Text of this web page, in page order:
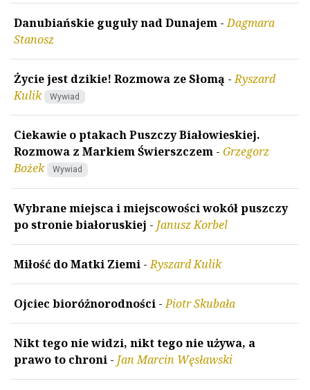
Danubiańskie guguły nad Dunajem -Dagmara
Stanosz
Życie jest dzikie! Rozmowa ze Słomą -Ryszard
Kulik
Wywiad
Ciekawie o ptakach Puszczy Białowieskiej.
Rozmowa z Markiem Świerszczem - Grzegorz
Bożek
Wywiad
Wybrane miejsca i miejscowości wokół puszczy
po stronie białoruskiej - Janusz Korbel
Miłość do Matki Ziemi -Ryszard Kulik
Ojciec bioróżnorodności -Piotr Skubała
Nikt tego nie widzi, nikt tego nie używa, a
prawo to chroni - Jan Marcin Węsławski